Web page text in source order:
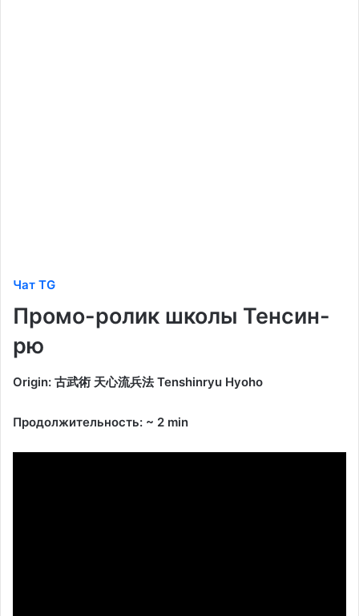
Чат TG
Промо-ролик школы Тенсин-
рю
Origin: 古武術 天心流兵法 Tenshinryu Hyoho
Продолжительность: ~ 2 min